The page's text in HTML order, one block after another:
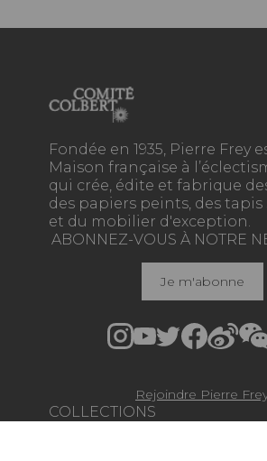
Fondée en 1935, Pierre Frey
Maison française à
qui crée, édite et fabrique
des papiers peints, des tapis
et du mobilier d'exception.
COLLECTIONS
ABONNEZ-VOUS À NOTRE
Je m'abonne
Rejoindre Pierre